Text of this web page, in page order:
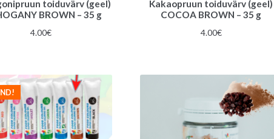
toiduvärv (geel)
BROWN – 35 g
4.00€
Kakaopruun toiduvärv (geel)
COCOA BROWN – 35 g
4.00€